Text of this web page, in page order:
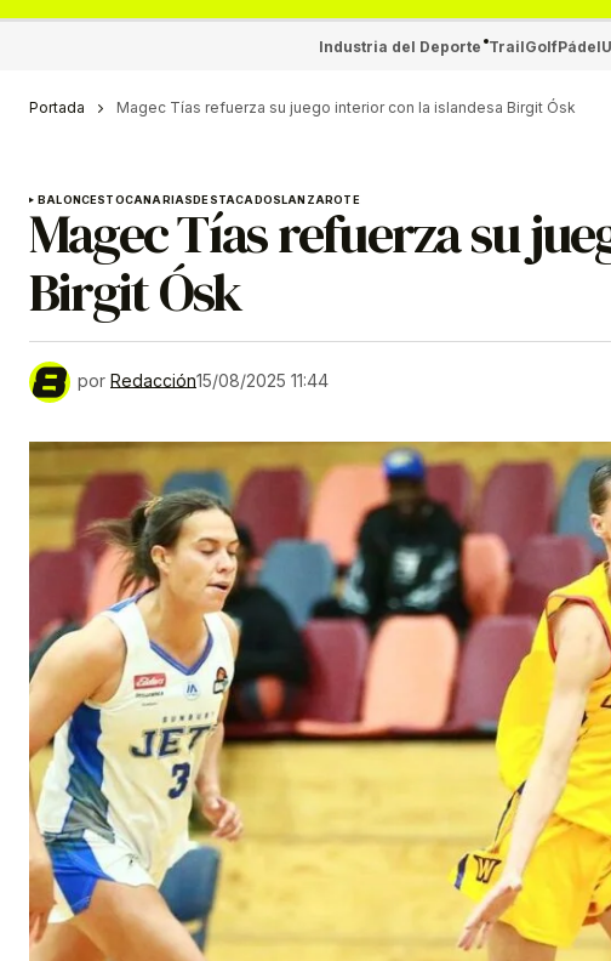
Industria del Deporte TrailGolfPádel
Portada Magec Tías refuerza su juego interior con la islandesa Birgit Ósk
BALONCESTOCANARIASDESTACADOSLANZAROTE
Magec Tías refuerza su
Birgit Ósk
por Redacción15/08/2025 11:44